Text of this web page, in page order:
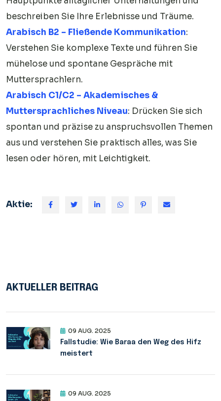
beschreiben Sie Ihre Erlebnisse und Träume.
Arabisch B2 – Fließende Kommunikation:
Verstehen Sie komplexe Texte und führen Sie
mühelose und spontane Gespräche mit
Muttersprachlern.
Arabisch C1/C2 – Akademisches &
Muttersprachliches Niveau: Drücken Sie sich
spontan und präzise zu anspruchsvollen Themen
aus und verstehen Sie praktisch alles, was Sie
lesen oder hören, mit Leichtigkeit.
Aktie:
AKTUELLER BEITRAG
09 AUG. 2025
Fallstudie: Wie Baraa den Weg des Hifz
meistert
09 AUG. 2025